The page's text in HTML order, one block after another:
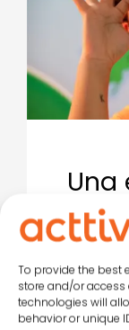
To provide the best
store and/or
technologies will
behavior or unique
Una
Tiny